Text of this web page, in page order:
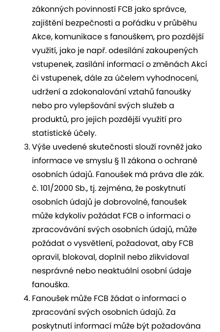
zákonných povinností FCB jako správce,
zajištění bezpečnosti a pořádku v průběhu
Akce, komunikace s fanouškem, pro pozdější
využití, jako je např. odesílání zakoupených
vstupenek, zasílání informací o změnách Akcí
či vstupenek, dále za účelem vyhodnocení,
udržení a zdokonalování vztahů fanoušky
nebo pro vylepšování svých služeb a
produktů, pro jejich pozdější využití pro
statistické účely.
Výše uvedené skutečnosti slouží rovněž jako
informace ve smyslu § 11 zákona o ochraně
osobních údajů. Fanoušek má práva dle zák.
č. 101/2000 Sb., tj. zejména, že poskytnutí
osobních údajů je dobrovolné, fanoušek
může kdykoliv požádat FCB o informaci o
zpracovávání svých osobních údajů, může
požádat o vysvětlení, požadovat, aby FCB
opravil, blokoval, doplnil nebo zlikvidoval
nesprávné nebo neaktuální osobní údaje
fanouška.
Fanoušek může FCB žádat o informaci o
zpracování svých osobních údajů. Za
poskytnutí informací může být požadována